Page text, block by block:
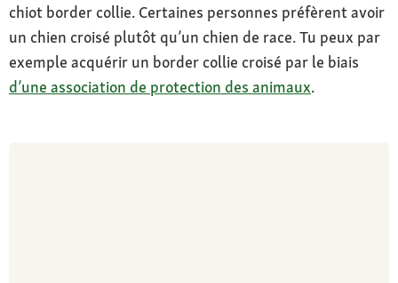
chiot border collie. Certaines personnes préfèrent avoir
un chien croisé plutôt qu’un chien de race. Tu peux par
exemple acquérir un border collie croisé par le biais
d’une association de protection des animaux.